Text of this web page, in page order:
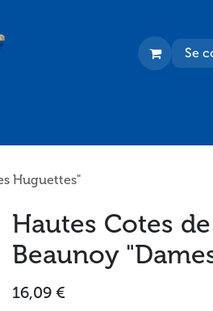
Se
Huguettes"
Hautes Cotes
Beaunoy
16,09 €